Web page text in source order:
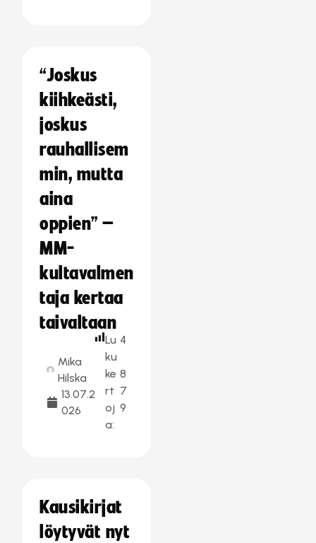
“Joskus
kiihkeästi,
joskus
rauhallisem
min, mutta
aina
oppien” –
MM-
kultavalmen
taja kertaa
taivaltaan
Mika
Hilska
13.07.2
026
Lu
ku
ke
rt
oj
a:
4
8
7
9
Kausikirjat
löytyvät nyt